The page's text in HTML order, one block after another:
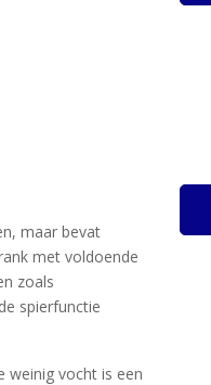
maar bevat
met voldoende
zoals
spierfunctie
weinig vocht is een